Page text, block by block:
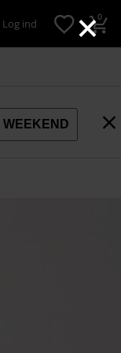
×
Log ind 0
WEEKEND